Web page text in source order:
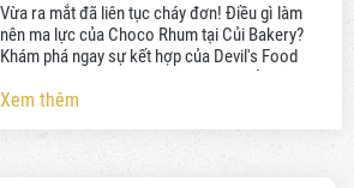
Vừa ra mắt đã liên tục cháy đơn! Điều gì làm
nên ma lực của Choco Rhum tại Củi Bakery?
Khám phá ngay sự kết hợp của Devil's Food
Cake và rượu Rhum. Đặt bánh ngay kẻo lỡ!
Xem thêm